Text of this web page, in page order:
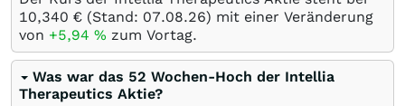
10,340 € (Stand: 07.08.26) mit einer Veränderung
von +5,94 % zum Vortag.
Was war das 52 Wochen-Hoch der Intellia
Therapeutics Aktie?